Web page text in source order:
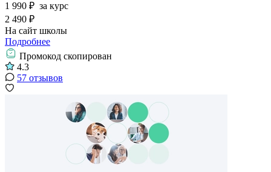
1 990 ₽ за курс
2 490 ₽
На сайт школы
Подробнее
Промокод скопирован
4.3
57 отзывов